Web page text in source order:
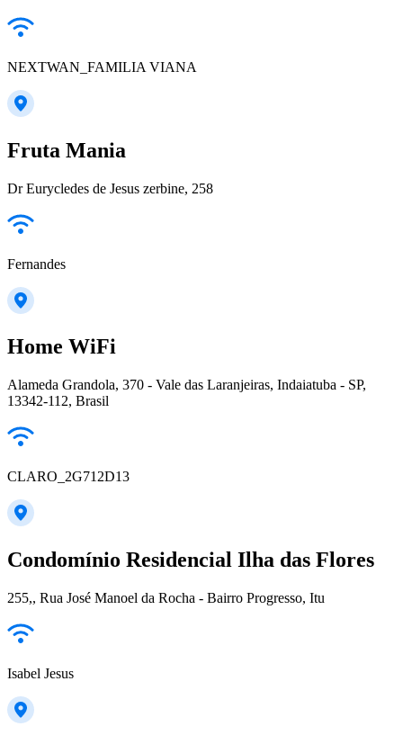
NEXTWAN_FAMILIA VIANA
Fruta Mania
Dr Eurycledes de Jesus zerbine, 258
Fernandes
Home WiFi
Alameda Grandola, 370 - Vale das Laranjeiras, Indaiatuba - SP,
13342-112, Brasil
CLARO_2G712D13
Condomínio Residencial Ilha das Flores
255,, Rua José Manoel da Rocha - Bairro Progresso, Itu
Isabel Jesus